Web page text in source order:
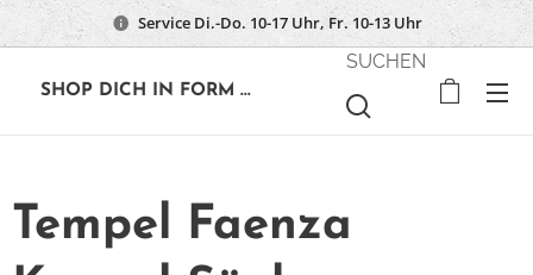
Service Di.-Do. 10-17 Uhr, Fr. 10-13 Uhr
SHOP DICH IN FORM ...
SUCHEN
Tempel Faenza